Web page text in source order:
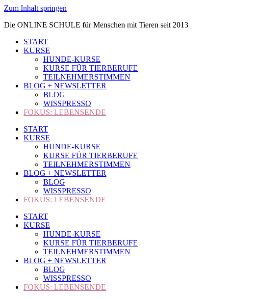
Zum Inhalt springen
Die ONLINE SCHULE für Menschen mit Tieren seit 2013
START
KURSE
HUNDE-KURSE
KURSE FÜR TIERBERUFE
TEILNEHMERSTIMMEN
BLOG + NEWSLETTER
BLOG
WISSPRESSO
FOKUS: LEBENSENDE
START
KURSE
HUNDE-KURSE
KURSE FÜR TIERBERUFE
TEILNEHMERSTIMMEN
BLOG + NEWSLETTER
BLOG
WISSPRESSO
FOKUS: LEBENSENDE
START
KURSE
HUNDE-KURSE
KURSE FÜR TIERBERUFE
TEILNEHMERSTIMMEN
BLOG + NEWSLETTER
BLOG
WISSPRESSO
FOKUS: LEBENSENDE